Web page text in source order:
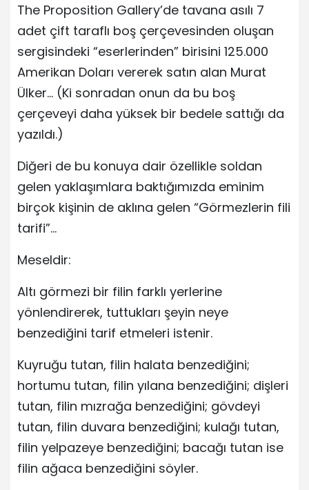
The Proposition Gallery’de tavana asılı 7
adet çift taraflı boş çerçevesinden oluşan
sergisindeki “eserlerinden” birisini 125.000
Amerikan Doları vererek satın alan Murat
Ülker… (Ki sonradan onun da bu boş
çerçeveyi daha yüksek bir bedele sattığı da
yazıldı.)
Diğeri de bu konuya dair özellikle soldan
gelen yaklaşımlara baktığımızda eminim
birçok kişinin de aklına gelen “Görmezlerin fili
tarifi”…
Meseldir:
Altı görmezi bir filin farklı yerlerine
yönlendirerek, tuttukları şeyin neye
benzediğini tarif etmeleri istenir.
Kuyruğu tutan, filin halata benzediğini;
hortumu tutan, filin yılana benzediğini; dişleri
tutan, filin mızrağa benzediğini; gövdeyi
tutan, filin duvara benzediğini; kulağı tutan,
filin yelpazeye benzediğini; bacağı tutan ise
filin ağaca benzediğini söyler.